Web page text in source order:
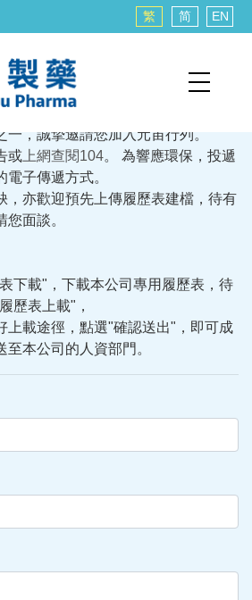
繁 简 EN
一，誠摯邀請您加入元宙行列。
或 上網查閱104。 為響應環保，投遞
子傳遞方式。
，亦歡迎預先上傳履歷表建檔，待有
面談。
下載"，下載本公司專用履歷表，待
歷表上載"，
上載途徑，點選"確認送出"，即可成
本公司的人資部門。